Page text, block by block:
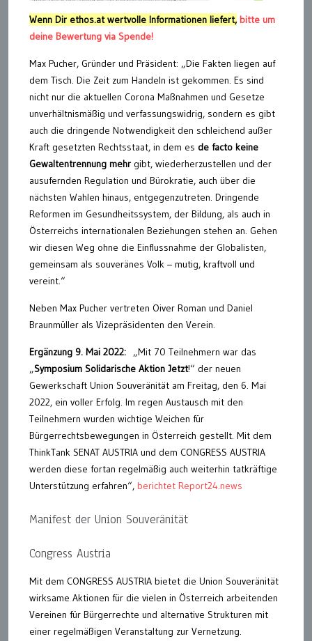
Wenn Dir ethos.at wertvolle Informationen liefert, bitte um
deine Bewertung via Spende!
Max Pucher, Gründer und Präsident: „Die Fakten liegen auf
dem Tisch. Die Zeit zum Handeln ist gekommen. Es sind
nicht nur die aktuellen Corona Maßnahmen und Gesetze
unverhältnismäßig und verfassungswidrig, sondern es gibt
auch die dringende Notwendigkeit den schleichend außer
Kraft gesetzten Rechtsstaat, in dem es de facto keine
Gewaltentrennung mehr gibt, wiederherzustellen und der
ausufernden Regulation und Bürokratie, auch über die
nächsten Wahlen hinaus, entgegenzutreten. Dringende
Reformen im Gesundheitssystem, der Bildung, als auch in
Österreichs internationalen Beziehungen stehen an. Gehen
wir diesen Weg ohne die Einflussnahme der Globalisten,
gemeinsam als souveränes Volk – mutig, kraftvoll und
vereint.“
Neben Max Pucher vertreten Oiver Roman und Daniel
Braunmüller als Vizepräsidenten den Verein.
Ergänzung 9. Mai 2022: „Mit 70 Teilnehmern war das
„Symposium Solidarische Aktion Jetzt!“ der neuen
Gewerkschaft Union Souveränität am Freitag, den 6. Mai
2022, ein voller Erfolg. Im regen Austausch mit den
Teilnehmern wurden wichtige Weichen für
Bürgerrechtsbewegungen in Österreich gestellt. Mit dem
ThinkTank SENAT AUSTRIA und dem CONGRESS AUSTRIA
werden diese fortan regelmäßig auch weiterhin tatkräftige
Unterstützung erfahren“, berichtet Report24.news
Manifest der Union Souveränität
Congress Austria
Mit dem CONGRESS AUSTRIA bietet die Union Souveränität
wirksame Aktionen für die vielen in Österreich arbeitenden
Vereinen für Bürgerrechte und alternative Strukturen mit
einer regelmäßigen Veranstaltung zur Vernetzung.